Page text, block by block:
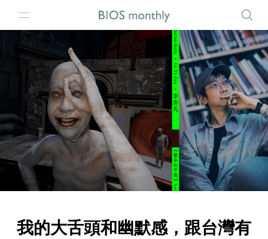
我的大舌頭和幽默感，跟台灣有